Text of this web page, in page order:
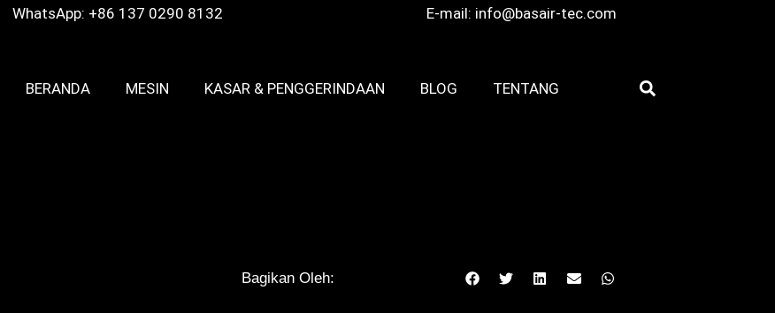
WhatsApp: +86 137 0290 8132 E-mail: info@basair-tec.com
BERANDA MESIN KASAR & PENGGERINDAAN BLOG TENTANG
Bagikan Oleh: